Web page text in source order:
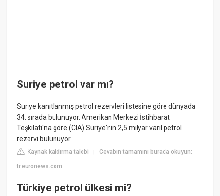
Suriye petrol var mı?
Suriye kanıtlanmış petrol rezervleri listesine göre dünyada
34. sırada bulunuyor. Amerikan Merkezi İstihbarat
Teşkilatı'na göre (CIA) Suriye'nin 2,5 milyar varil petrol
rezervi bulunuyor.
Kaynak kaldırma talebi |Cevabın tamamını burada okuyun:
tr.euronews.com
Türkiye petrol ülkesi mi?